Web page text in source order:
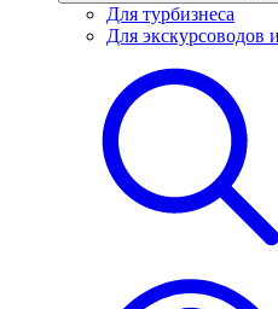
Для турбизнеса
Для экскурсоводов